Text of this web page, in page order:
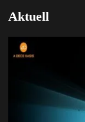
Aktuell